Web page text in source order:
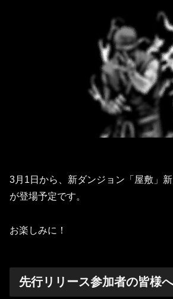
3月1日から、新ダンジョン「屋敷」新
が登場予定です。
お楽しみに！
先行リリース参加者の皆様へ